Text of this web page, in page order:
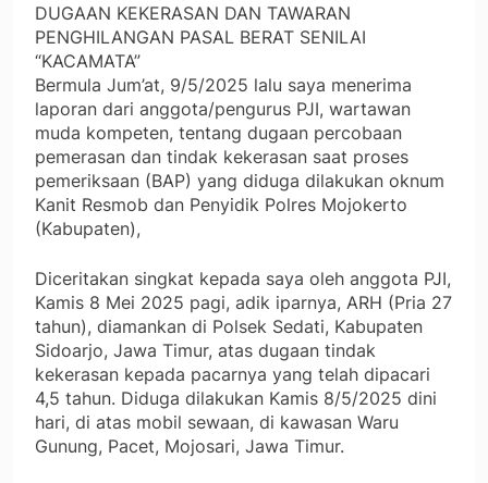
DUGAAN KEKERASAN DAN TAWARAN
PENGHILANGAN PASAL BERAT SENILAI
“KACAMATA”
Bermula Jum’at, 9/5/2025 lalu saya menerima
laporan dari anggota/pengurus PJI, wartawan
muda kompeten, tentang dugaan percobaan
pemerasan dan tindak kekerasan saat proses
pemeriksaan (BAP) yang diduga dilakukan oknum
Kanit Resmob dan Penyidik Polres Mojokerto
(Kabupaten),
Diceritakan singkat kepada saya oleh anggota PJI,
Kamis 8 Mei 2025 pagi, adik iparnya, ARH (Pria 27
tahun), diamankan di Polsek Sedati, Kabupaten
Sidoarjo, Jawa Timur, atas dugaan tindak
kekerasan kepada pacarnya yang telah dipacari
4,5 tahun. Diduga dilakukan Kamis 8/5/2025 dini
hari, di atas mobil sewaan, di kawasan Waru
Gunung, Pacet, Mojosari, Jawa Timur.